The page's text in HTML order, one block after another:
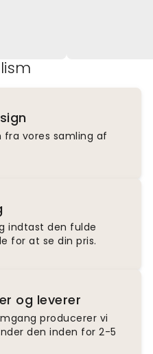
vores samling af
indtast den fulde
for at se din pris.
og leverer
producerer vi
den inden for 2-5